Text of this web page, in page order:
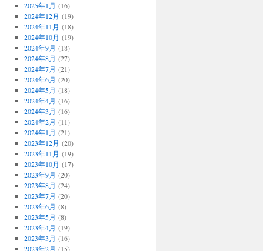
2025年1月 (16)
2024年12月 (19)
2024年11月 (18)
2024年10月 (19)
2024年9月 (18)
2024年8月 (27)
2024年7月 (21)
2024年6月 (20)
2024年5月 (18)
2024年4月 (16)
2024年3月 (16)
2024年2月 (11)
2024年1月 (21)
2023年12月 (20)
2023年11月 (19)
2023年10月 (17)
2023年9月 (20)
2023年8月 (24)
2023年7月 (20)
2023年6月 (8)
2023年5月 (8)
2023年4月 (19)
2023年3月 (16)
2023年2月 (15)